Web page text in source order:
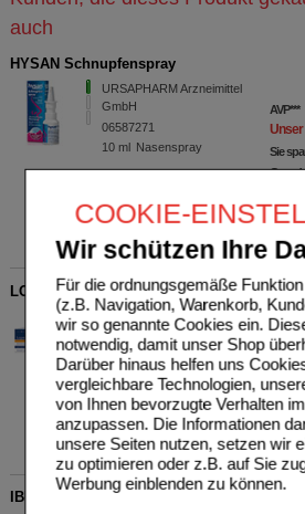
COOKIE-
Wir schützen Ihre
Für die ordnungsgemäße
(z.B. Navigation, Warenkorb,
wir so genannte Cookies ein.
notwendig, damit unser Shop
Darüber hinaus helfen uns
vergleichbare Technologien,
von Ihnen bevorzugte Verhalten
anzupassen. Die Informationen
unsere Seiten nutzen, setzen wir
zu optimieren oder z.B. auf Sie
Werbung einblenden zu können.
auch
HYSAN Schnupfenspray
URSAPHARM Arzneimittel
GmbH
06587271
10 ml Nasenspray
AVP***
Unser
Sie
LOPERAMID akut Aristo 2 mg Tabletten
Aristo Pharma GmbH
07756497
St Tabletten
AVP
Sie
Max.
IBUARISTO akut 400 mg Filmtabletten